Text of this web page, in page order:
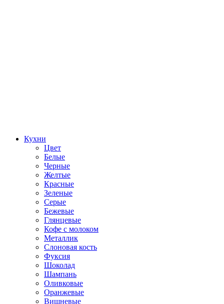
Кухни
Цвет
Белые
Черные
Желтые
Красные
Зеленые
Серые
Бежевые
Глянцевые
Кофе с молоком
Металлик
Слоновая кость
Фуксия
Шоколад
Шампань
Оливковые
Оранжевые
Вишневые